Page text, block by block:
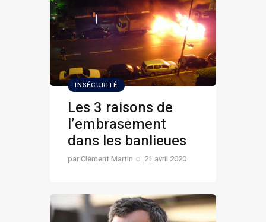
INSÉCURITÉ
Les 3 raisons de
l’embrasement
dans les banlieues
parClément Martin 21 avril 2020